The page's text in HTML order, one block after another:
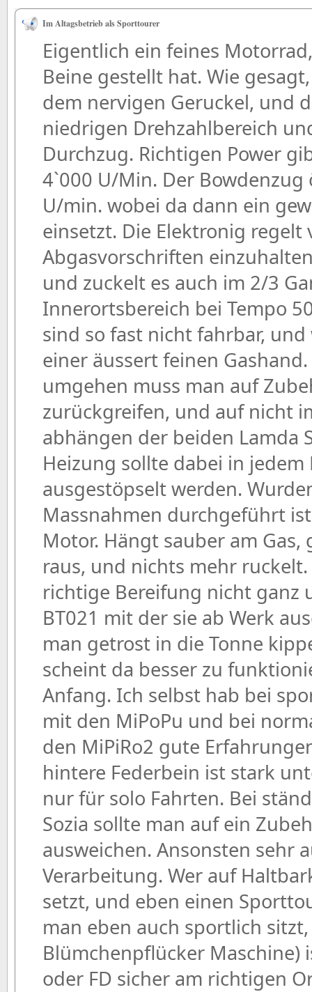
Im Altagsbetrieb als Sporttourer
Eigentlich ein feines
Beine gestellt hat. Wie
dem nervigen Geruckel, und
niedrigen Drehzahlbereich
Durchzug. Richtigen Power
4`000 U/Min. Der
U/min. wobei da dann ein
einsetzt. Die Elektronig regelt
Abgasvorschriften
und zuckelt es auch im 2/3
Innerortsbereich bei Tempo
sind so fast nicht fahrbar,
einer äussert feinen
umgehen muss man auf
zurückgreifen, und auf nicht
abhängen der beiden Lamda
Heizung sollte dabei in jedem
ausgestöpselt werden.
Massnahmen durchgeführt
Motor. Hängt sauber am
raus, und nichts mehr
richtige Bereifung nicht ganz
BT021 mit der sie ab Werk
man getrost in die Tonne
scheint da besser zu
Anfang. Ich selbst hab bei
mit den MiPoPu und bei
den MiPiRo2 gute
hintere Federbein ist stark
nur für solo Fahrten. Bei
Sozia sollte man auf ein
ausweichen. Ansonsten sehr
Verarbeitung. Wer auf
setzt, und eben einen
man eben auch sportlich
Blümchenpflücker Maschine)
oder FD sicher am richtigen